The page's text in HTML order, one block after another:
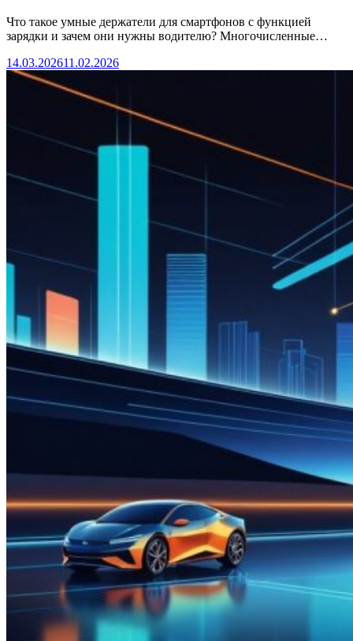
Что такое умные держатели для смартфонов с функцией
зарядки и зачем они нужны водителю? Многочисленные…
14.03.202611.02.2026